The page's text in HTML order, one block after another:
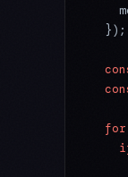
  });
  for